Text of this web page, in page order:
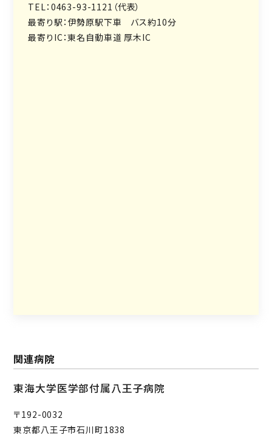
TEL：0463-93-1121（代表）
最寄り駅：伊勢原駅下車 バス約10分
最寄りIC：東名自動車道 厚木IC
関連病院
東海大学医学部付属八王子病院
〒192-0032
東京都八王子市石川町1838